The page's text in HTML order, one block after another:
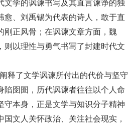
文学的讽谏书写及其直言谏诤的独
愈、刘禹锡为代表的诗人，敢于直
刚正风骨；在讽谏文章方面，魏
则以理性与勇气书写了封建时代文
释了文学讽谏所付出的代价与坚守
囹圄，历代讽谏者往往以个人命
守本身，正是文学与知识分子精神
文人关怀政治、关注社会现实，